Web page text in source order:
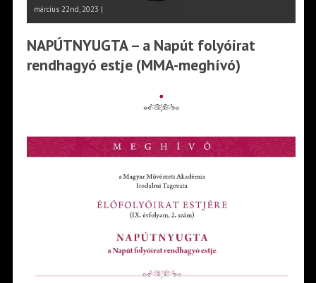
március 22nd, 2023 |
NAPÚTNYUGTA – a Napút folyóirat
rendhagyó estje (MMA-meghívó)